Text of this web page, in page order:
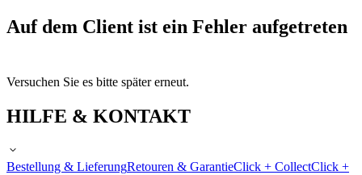
Auf dem Client ist ein Fehler aufgetreten
Versuchen Sie es bitte später erneut.
HILFE & KONTAKT
Bestellung & LieferungRetouren & GarantieClick + CollectClick +